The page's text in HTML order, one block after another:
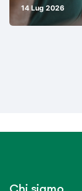
14 Lug 2026